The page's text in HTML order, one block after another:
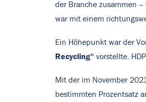
der Branche zusammen
war mit einem
Ein Höhepunkt war der
Recycling“ vorstellte.
Mit der im November
bestimmten Prozentsatz